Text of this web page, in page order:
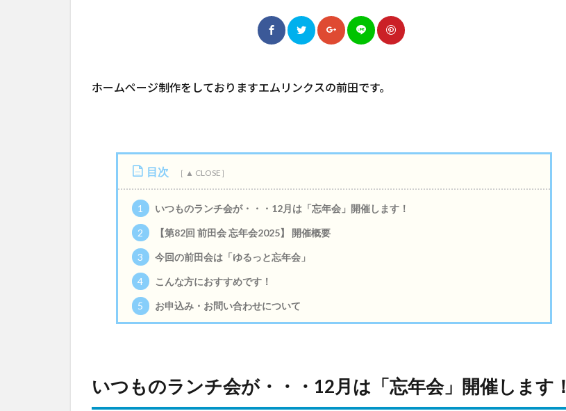
ホームページ制作をしておりますエムリンクスの前田です。
目次
1 いつものランチ会が・・・12月は「忘年会」開催します！
2 【第82回 前田会 忘年会2025】 開催概要
3 今回の前田会は「ゆるっと忘年会」
4 こんな方におすすめです！
5 お申込み・お問い合わせについて
いつものランチ会が・・・12月は「忘年会」開催します！